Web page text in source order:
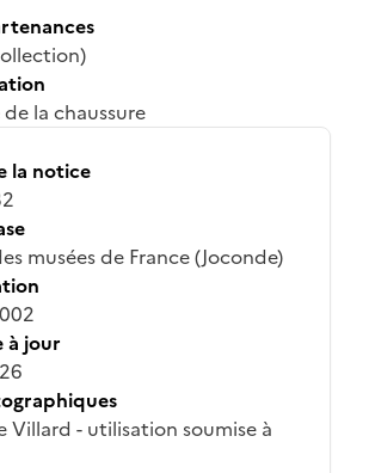
la chaussure
la notice
musées de France (Joconde)
à jour
Villard - utilisation soumise à